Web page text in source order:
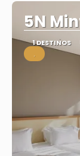
5N
1 DESTINOS
.